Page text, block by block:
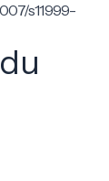
s11999-